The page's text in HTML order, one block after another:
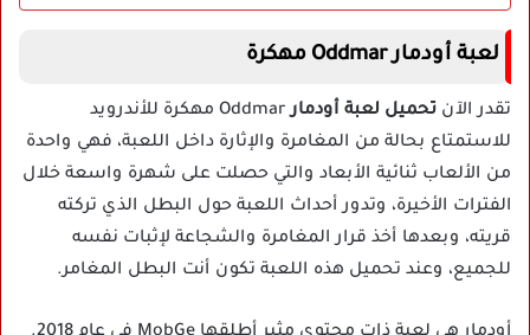
لعبة أودمار Oddmar مهكرة
تقدر الآن تحميل لعبة أودمار
Oddmar مهكرة للأندرويد
للاستمتاع بحالة من المغامرة والإثارة داخل اللعبة، فهي واحدة
من الألعاب ثنائية الأبعاد والتي حصلت على شهرة واسعة خلال
الفترات الأخيرة، وتدور أحداث اللعبة حول البطل الذي تركته
قريته، وبعدها أخذ قرار المغامرة والشجاعة لإثبات نفسه
للجميع، وعند تحميل هذه اللعبة تكون أنت البطل المغامر.